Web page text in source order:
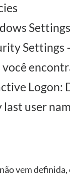
Settings
Settings
Logon:
user
vem